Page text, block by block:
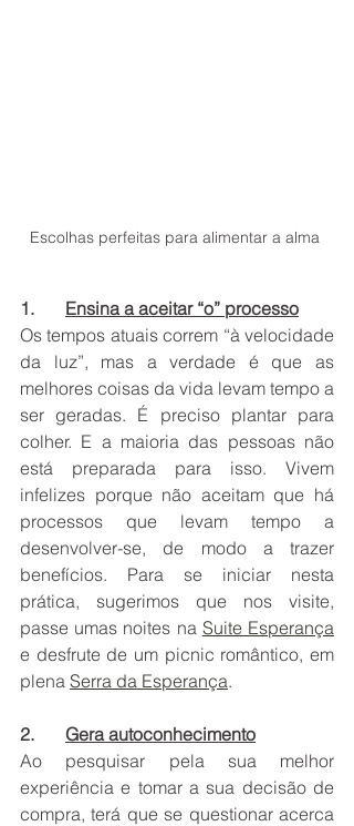
Escolhas perfeitas para alimentar a alma
1. Ensina a aceitar “o” processo
Os tempos atuais correm “à velocidade
da luz”, mas a verdade é que as
melhores coisas da vida levam tempo a
ser geradas. É preciso plantar para
colher. E a maioria das pessoas não
está preparada para isso. Vivem
infelizes porque não aceitam que há
processos que levam tempo a
desenvolver-se, de modo a trazer
benefícios. Para se iniciar nesta
prática, sugerimos que nos visite,
passe umas noites na Suite Esperança
e desfrute de um picnic romântico, em
plena Serra da Esperança.
2. Gera autoconhecimento
Ao pesquisar pela sua melhor
experiência e tomar a sua decisão de
compra, terá que se questionar acerca